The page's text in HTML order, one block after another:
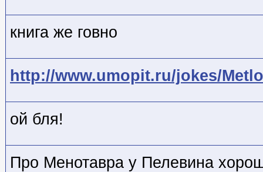
книга же говно
http://www.umopit.ru/jokes/
ой бля!
Про Менотавра у Пелевина